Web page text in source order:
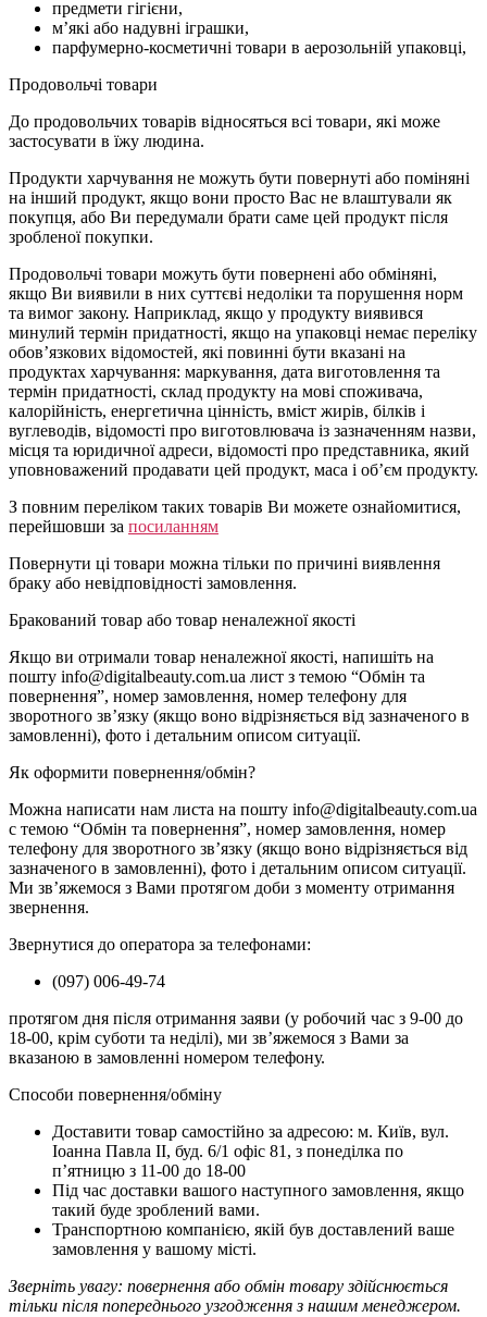
предмети гігієни,
м’які або надувні іграшки,
парфумерно-косметичні товари в аерозольній упаковці,
Продовольчі товари
До продовольчих товарів відносяться всі товари, які може
застосувати в їжу людина.
Продукти харчування не можуть бути повернуті або поміняні
на інший продукт, якщо вони просто Вас не влаштували як
покупця, або Ви передумали брати саме цей продукт після
зробленої покупки.
Продовольчі товари можуть бути повернені або обміняні,
якщо Ви виявили в них суттєві недоліки та порушення норм
та вимог закону. Наприклад, якщо у продукту виявився
минулий термін придатності, якщо на упаковці немає переліку
обов’язкових відомостей, які повинні бути вказані на
продуктах харчування: маркування, дата виготовлення та
термін придатності, склад продукту на мові споживача,
калорійність, енергетична цінність, вміст жирів, білків і
вуглеводів, відомості про виготовлювача із зазначенням назви,
місця та юридичної адреси, відомості про представника, який
уповноважений продавати цей продукт, маса і об’єм продукту.
З повним переліком таких товарів Ви можете ознайомитися,
перейшовши за посиланням
Повернути ці товари можна тільки по причині виявлення
браку або невідповідності замовлення.
Бракований товар або товар неналежної якості
Якщо ви отримали товар неналежної якості, напишіть на
пошту info@digitalbeauty.com.ua лист з темою “Обмін та
повернення”, номер замовлення, номер телефону для
зворотного зв’язку (якщо воно відрізняється від зазначеного в
замовленні), фото і детальним описом ситуації.
Як оформити повернення/обмін?
Можна написати нам листа на пошту info@digitalbeauty.com.ua
c темою “Обмін та повернення”, номер замовлення, номер
телефону для зворотного зв’язку (якщо воно відрізняється від
зазначеного в замовленні), фото і детальним описом ситуації.
Ми зв’яжемося з Вами протягом доби з моменту отримання
звернення.
Звернутися до оператора за телефонами:
(097) 006-49-74
протягом дня після отримання заяви (у робочий час з 9-00 до
18-00, крім суботи та неділі), ми зв’яжемося з Вами за
вказаною в замовленні номером телефону.
Способи повернення/обміну
Доставити товар самостійно за адресою: м. Київ, вул.
Іоанна Павла ІІ, буд. 6/1 офіс 81, з понеділка по
п’ятницю з 11-00 до 18-00
Під час доставки вашого наступного замовлення, якщо
такий буде зроблений вами.
Транспортною компанією, якій був доставлений ваше
замовлення у вашому місті.
Зверніть увагу: повернення або обмін товару здійснюється
тільки після попереднього узгодження з нашим менеджером.